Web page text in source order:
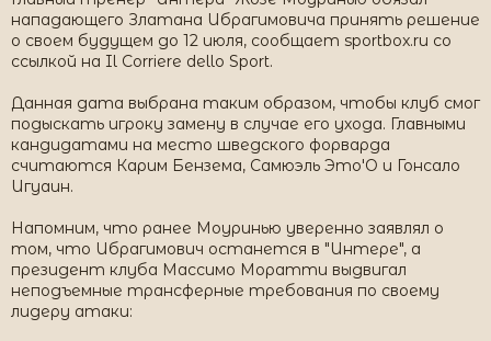
нападающего Златана Ибрагимовича принять решение
о своем будущем до 12 июля, сообщает sportbox.ru со
ссылкой на Il Corriere dello Sport.
Данная дата выбрана таким образом, чтобы клуб смог
подыскать игроку замену в случае его ухода. Главными
кандидатами на место шведского форварда
считаются Карим Бензема, Самюэль Это'О и Гонсало
Игуаин.
Напомним, что ранее Моуринью уверенно заявлял о
том, что Ибрагимович останется в "Интере", а
президент клуба Массимо Моратти выдвигал
неподъемные трансферные требования по своему
лидеру атаки: